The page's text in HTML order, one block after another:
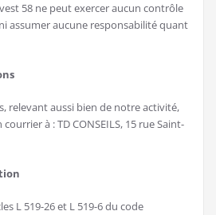
58 ne peut exercer aucun contrôle
assumer aucune responsabilité quant
relevant aussi bien de notre activité,
à : TD CONSEILS, 15 rue Saint-
L 519-26 et L 519-6 du code